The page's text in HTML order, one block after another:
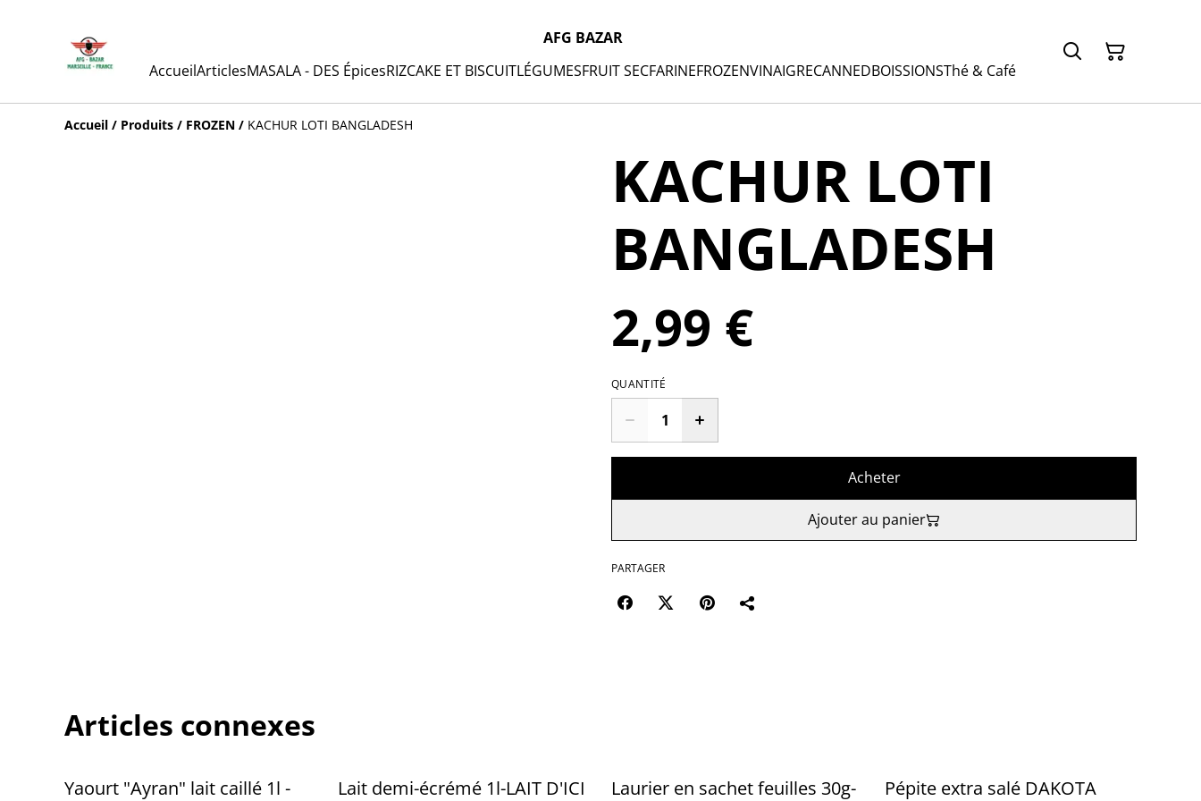
AFG BAZAR
AccueilArticlesMASALA - DES ÉpicesRIZCAKE ET BISCUITLÉGUMESFRUIT SECFARINEFROZENVINAIGRECANNEDBOISSIONSThé & Café
Accueil / Produits / FROZEN / KACHUR LOTI BANGLADESH
KACHUR LOTI
BANGLADESH
2,99 €
QUANTITÉ
Acheter
Ajouter au panier
PARTAGER
Articles connexes
Yaourt "Ayran" lait caillé 1l -
Lait demi-écrémé 1l-LAIT D'ICI
Laurier en sachet feuilles 30g-
Pépite extra salé DAKOTA